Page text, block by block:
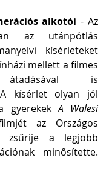
alkotói - Az
az utánpótlás
kísérleteket
mellett a filmes
átadásával is
A kísérlet olyan jól
gyerekek A Walesi
az Országos
zsűrije a legjobb
minősítette.